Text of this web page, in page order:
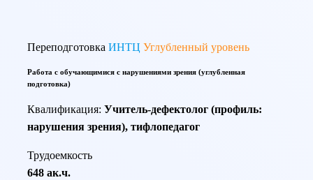
Переподготовка ИНТЦ Углубленный уровень
Работа с обучающимися с нарушениями зрения (углубленная
подготовка)
Квалификация: Учитель-дефектолог (профиль:
нарушения зрения), тифлопедагог
Трудоемкость
648 ак.ч.